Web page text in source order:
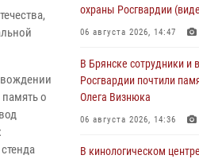
о
охраны Росгвардии
06 августа 2026, 14:47
В Брянске сотрудники и
Росгвардии почтили
Олега Визнюка
06 августа 2026, 14:36
В кинологическом